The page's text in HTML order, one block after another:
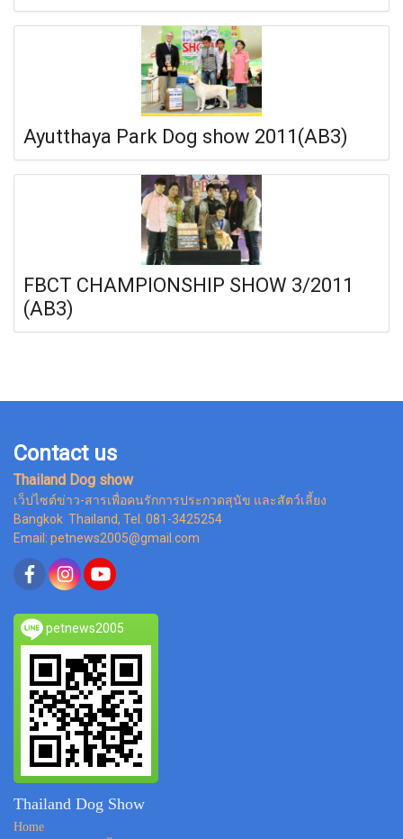
Ayutthaya Park Dog show 2011(AB3)
FBCT CHAMPIONSHIP SHOW 3/2011
(AB3)
Contact us
Thailand Dog show
เว็ปไซต์ข่าว-สารเพื่อคนรักการประกวดสุนัข และสัตว์เลี้ยง
Bangkok Thailand, Tel. 081-3425254
Email: petnews2005@gmail.com
petnews2005
Thailand Dog Show
Home